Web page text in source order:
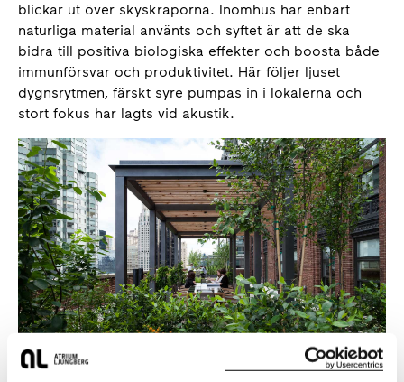
blickar ut över skyskraporna. Inomhus har enbart
naturliga material använts och syftet är att de ska
bidra till positiva biologiska effekter och boosta både
immunförsvar och produktivitet. Här följer ljuset
dygnsrytmen, färskt syre pumpas in i lokalerna och
stort fokus har lagts vid akustik.